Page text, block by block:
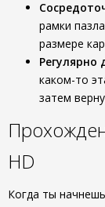
рамки
размере
Регулярно
каком-то
затем
HD
Когда ты